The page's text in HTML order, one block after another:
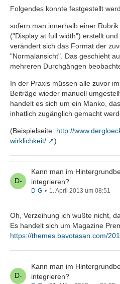
Folgendes konnte festgestellt
sofern man innerhalb einer
("Display at full width") erstellt
verändert sich das Format der
"Normalansicht". Das geschieht
mehreren Durchgängen
In der Praxis müssen alle zuvor
Beiträge wieder manuell
handelt es sich um ein Manko,
inhatlich zugänglich gemacht
(Beispielseite: http://
wirklichkeit/
)
Kann man im
integrieren?
D-G 1. April 2013 um 08:51
Oh, Verzeihung ich wußte nicht,
Es handelt sich um Magazine
https://themes.bavotasan.com/
Kann man im
integrieren?